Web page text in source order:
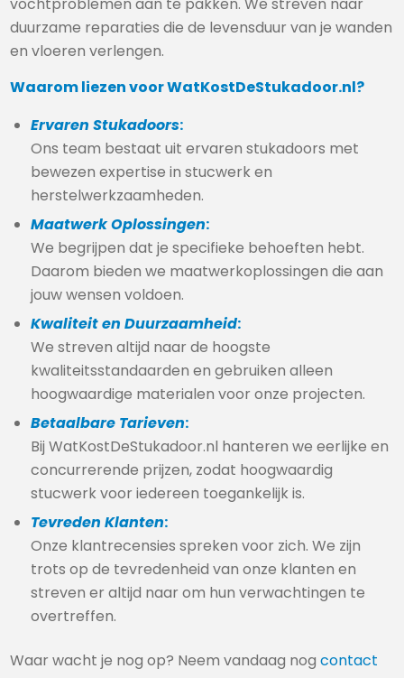
duurzame reparaties die de levensduur van je wanden
en vloeren verlengen.
Waarom liezen voor WatKostDeStukadoor.nl?
Ervaren Stukadoors:
Ons team bestaat uit ervaren stukadoors met
bewezen expertise in stucwerk en
herstelwerkzaamheden.
Maatwerk Oplossingen:
We begrijpen dat je specifieke behoeften hebt.
Daarom bieden we maatwerkoplossingen die aan
jouw wensen voldoen.
Kwaliteit en Duurzaamheid:
We streven altijd naar de hoogste
kwaliteitsstandaarden en gebruiken alleen
hoogwaardige materialen voor onze projecten.
Betaalbare Tarieven:
Bij WatKostDeStukadoor.nl hanteren we eerlijke en
concurrerende prijzen, zodat hoogwaardig
stucwerk voor iedereen toegankelijk is.
Tevreden Klanten:
Onze klantrecensies spreken voor zich. We zijn
trots op de tevredenheid van onze klanten en
streven er altijd naar om hun verwachtingen te
overtreffen.
Waar wacht je nog op? Neem vandaag nogcontact